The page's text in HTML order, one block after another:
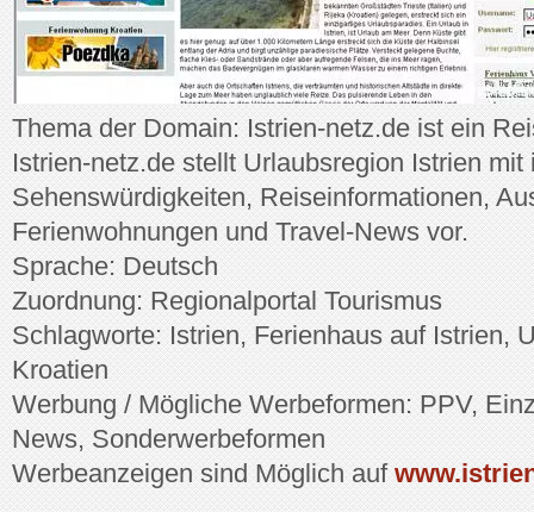
Thema der Domain: Istrien-netz.de ist ein
Istrien-netz.de stellt Urlaubsregion Istrien
Sehenswürdigkeiten, Reiseinformationen,
Ferienwohnungen und Travel-News vor.
Sprache: Deutsch
Zuordnung: Regionalportal Tourismus
Schlagworte: Istrien, Ferienhaus auf Istrien,
Kroatien
Werbung / Mögliche Werbeformen: PPV,
News, Sonderwerbeformen
Werbeanzeigen sind Möglich auf